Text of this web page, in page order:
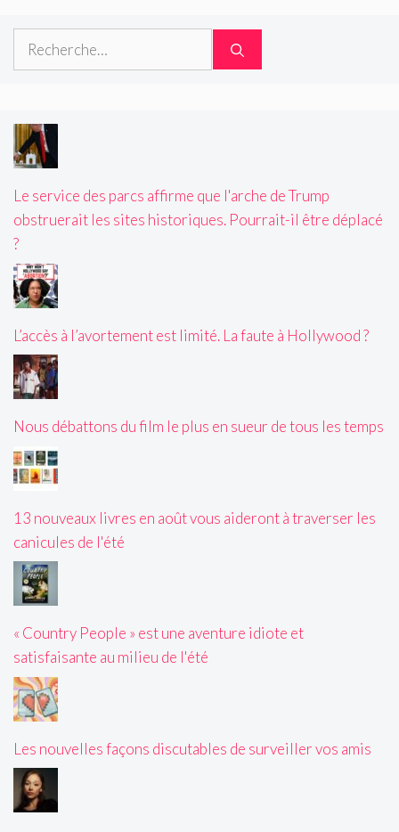
Rechercher :
Le service des parcs affirme que l'arche de Trump
obstruerait les sites historiques. Pourrait-il être déplacé
?
L’accès à l’avortement est limité. La faute à Hollywood ?
Nous débattons du film le plus en sueur de tous les temps
13 nouveaux livres en août vous aideront à traverser les
canicules de l'été
« Country People » est une aventure idiote et
satisfaisante au milieu de l'été
Les nouvelles façons discutables de surveiller vos amis